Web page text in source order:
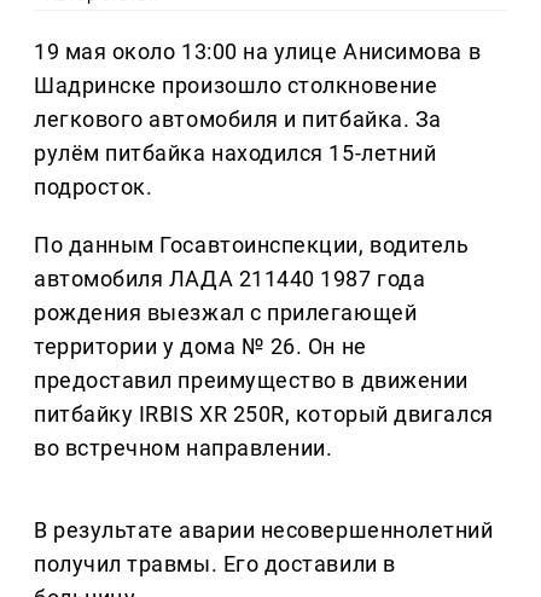
19 мая около 13:00 на улице Анисимова в
Шадринске произошло столкновение
легкового автомобиля и питбайка. За
рулём питбайка находился 15-летний
подросток.
По данным Госавтоинспекции, водитель
автомобиля ЛАДА 211440 1987 года
рождения выезжал с прилегающей
территории у дома № 26. Он не
предоставил преимущество в движении
питбайку IRBIS XR 250R, который двигался
во встречном направлении.
В результате аварии несовершеннолетний
получил травмы. Его доставили в